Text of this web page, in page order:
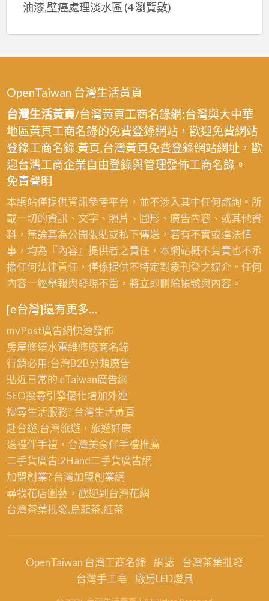
油漆,壁癌處理淡水區 (4 瀏覽數)
OpenTaiwan 台灣生活黃頁
台灣生活黃頁/台灣黃頁工商名錄網:台灣與大中華
地區黃頁工商名錄的免費登錄網站，歡迎免費網站
登錄工商名錄.黃頁,台灣黃頁免費登錄網站網址，歡
迎台灣工商企業自由登錄與管理發佈工商名錄。
免責聲明
本網站僅提供資訊參考平台，並不涉入其中任何諮詢。所
載一切的資訊、文字、照片、圖形、廣告內容、或其他資
料，無論其為公開張貼或私下傳送，若有不實或違法情
事，均為『內容』提供者之責任，本網站概不負責也不承
擔任何法律責任，僅係提供不特定對象刊登之媒介。任何
內容一經舉報與發現不當，將立即刪除帳號與內容。
[e台灣]還有更多…
myPost廣告網快速發佈
房屋修繕水電維修廠商名錄
行銷必用:台灣B2B分類廣告
貼近日常的 eTaiwan廣告網
SEO搜尋引擎優化增加外連
搜尋生活服務? 台灣生活黃頁
赴台遊,台灣旅遊，旅遊好康
送禮伴手禮，台灣美食伴手禮推薦
二手貨廣告:2Hand二手貨廣告網
加盟創業? 台灣加盟創業網
尋找花店園藝，歡迎到 台灣花網
台灣茶葉批發,烏龍茶,紅茶
OpenTaiwan 台灣工商名錄 網誌
台灣茶葉批發
台灣手工皂
廠房LED燈具